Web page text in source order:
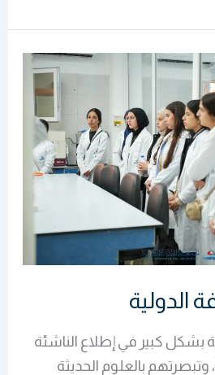
الدولية
بشكل كبير في إطلاع الناشئة
بالعلوم الحديثة